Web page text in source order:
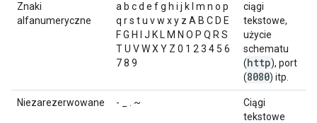
Znaki
alfanumeryczne
a b c d e f g h i j k l m n o p
q r s t u v w x y z A B C D E
F G H I J K L M N O P Q R S
T U V W X Y Z 0 1 2 3 4 5 6
7 8 9
ciągi
tekstowe,
użycie
schematu
(http), port
(8080) itp.
Niezarezerwowane - _ . ~
Ciągi
tekstowe